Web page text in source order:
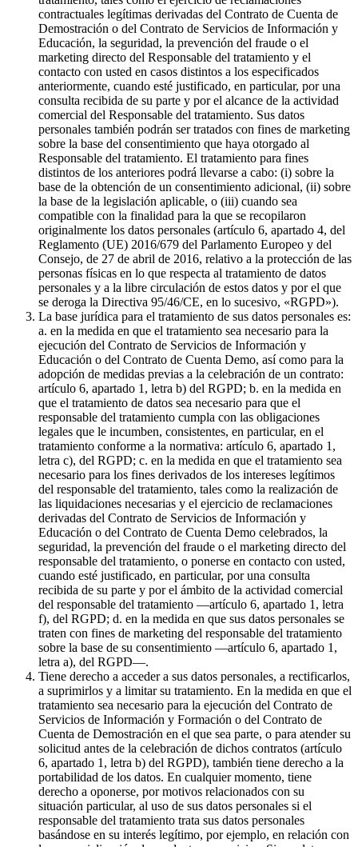
contractuales legítimas derivadas del Contrato de Cuenta de
Demostración o del Contrato de Servicios de Información y
Educación, la seguridad, la prevención del fraude o el
marketing directo del Responsable del tratamiento y el
contacto con usted en casos distintos a los especificados
anteriormente, cuando esté justificado, en particular, por una
consulta recibida de su parte y por el alcance de la actividad
comercial del Responsable del tratamiento. Sus datos
personales también podrán ser tratados con fines de marketing
sobre la base del consentimiento que haya otorgado al
Responsable del tratamiento. El tratamiento para fines
distintos de los anteriores podrá llevarse a cabo: (i) sobre la
base de la obtención de un consentimiento adicional, (ii) sobre
la base de la legislación aplicable, o (iii) cuando sea
compatible con la finalidad para la que se recopilaron
originalmente los datos personales (artículo 6, apartado 4, del
Reglamento (UE) 2016/679 del Parlamento Europeo y del
Consejo, de 27 de abril de 2016, relativo a la protección de las
personas físicas en lo que respecta al tratamiento de datos
personales y a la libre circulación de estos datos y por el que
se deroga la Directiva 95/46/CE, en lo sucesivo, «RGPD»).
La base jurídica para el tratamiento de sus datos personales es:
a. en la medida en que el tratamiento sea necesario para la
ejecución del Contrato de Servicios de Información y
Educación o del Contrato de Cuenta Demo, así como para la
adopción de medidas previas a la celebración de un contrato:
artículo 6, apartado 1, letra b) del RGPD; b. en la medida en
que el tratamiento de datos sea necesario para que el
responsable del tratamiento cumpla con las obligaciones
legales que le incumben, consistentes, en particular, en el
tratamiento conforme a la normativa: artículo 6, apartado 1,
letra c), del RGPD; c. en la medida en que el tratamiento sea
necesario para los fines derivados de los intereses legítimos
del responsable del tratamiento, tales como la realización de
las liquidaciones necesarias y el ejercicio de reclamaciones
derivadas del Contrato de Servicios de Información y
Educación o del Contrato de Cuenta Demo celebrados, la
seguridad, la prevención del fraude o el marketing directo del
responsable del tratamiento, o ponerse en contacto con usted,
cuando esté justificado, en particular, por una consulta
recibida de su parte y por el ámbito de la actividad comercial
del responsable del tratamiento —artículo 6, apartado 1, letra
f), del RGPD; d. en la medida en que sus datos personales se
traten con fines de marketing del responsable del tratamiento
sobre la base de su consentimiento —artículo 6, apartado 1,
letra a), del RGPD—.
Tiene derecho a acceder a sus datos personales, a rectificarlos,
a suprimirlos y a limitar su tratamiento. En la medida en que el
tratamiento sea necesario para la ejecución del Contrato de
Servicios de Información y Formación o del Contrato de
Cuenta de Demostración en el que sea parte, o para atender su
solicitud antes de la celebración de dichos contratos (artículo
6, apartado 1, letra b) del RGPD), también tiene derecho a la
portabilidad de los datos. En cualquier momento, tiene
derecho a oponerse, por motivos relacionados con su
situación particular, al uso de sus datos personales si el
responsable del tratamiento trata sus datos personales
basándose en su interés legítimo, por ejemplo, en relación con